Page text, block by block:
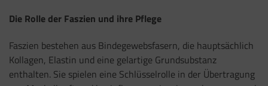
Die Rolle der Faszien und ihre Pflege
Faszien bestehen aus Bindegewebsfasern, die hauptsächlich
Kollagen, Elastin und eine gelartige Grundsubstanz
enthalten. Sie spielen eine Schlüsselrolle in der Übertragung